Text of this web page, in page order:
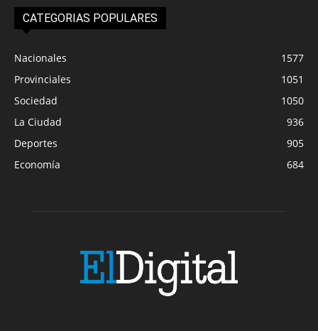
CATEGORIAS POPULARES
Nacionales
1577
Provinciales
1051
Sociedad
1050
La Ciudad
936
Deportes
905
Economía
684